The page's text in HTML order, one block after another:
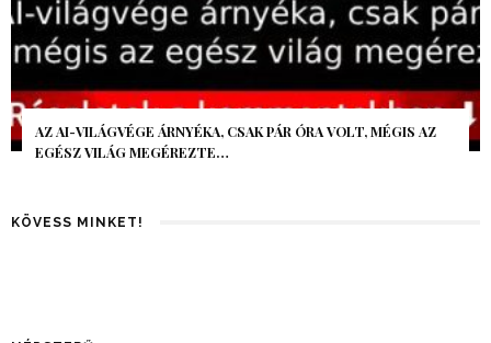
AZ AI-VILÁGVÉGE ÁRNYÉKA, CSAK PÁR ÓRA VOLT, MÉGIS AZ
EGÉSZ VILÁG MEGÉREZTE…
KÖVESS MINKET!